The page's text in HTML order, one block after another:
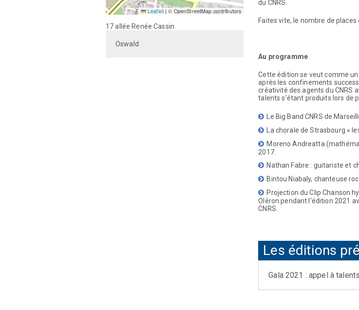
Leaflet | © OpenStreetMap contributors
17 allée Renée Cassin
Oswald
du CNRS.
Faites vite, le nombre de places
Au programme
Cette édition se veut comme
après les confinements
créativité des agents du CNRS
talents s’étant produits lors de
Le Big Band CNRS de
La chorale de Strasbourg «
Moreno Andreatta
2017.
Nathan Fabre : guitariste et
Bintou Niabaly, chanteuse
Projection du Clip Chanson
Oléron pendant l’édition 2021
CNRS.
Les éditions
Gala 2021 : appel à